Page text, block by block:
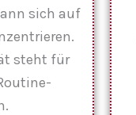
sich auf
steht für